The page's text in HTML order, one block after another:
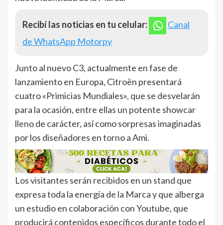
Recibí las noticias en tu celular:
Canal
de WhatsApp Motorpy
Junto al nuevo C3, actualmente en fase de
lanzamiento en Europa, Citroën presentará
cuatro «Primicias Mundiales», que se desvelarán
para la ocasión, entre ellas un potente showcar
lleno de carácter, así como sorpresas imaginadas
por los diseñadores en torno a Ami.
Los visitantes serán recibidos en un stand que
expresa toda la energía de la Marca y que alberga
un estudio en colaboración con Youtube, que
producirá contenidos específicos durante todo el